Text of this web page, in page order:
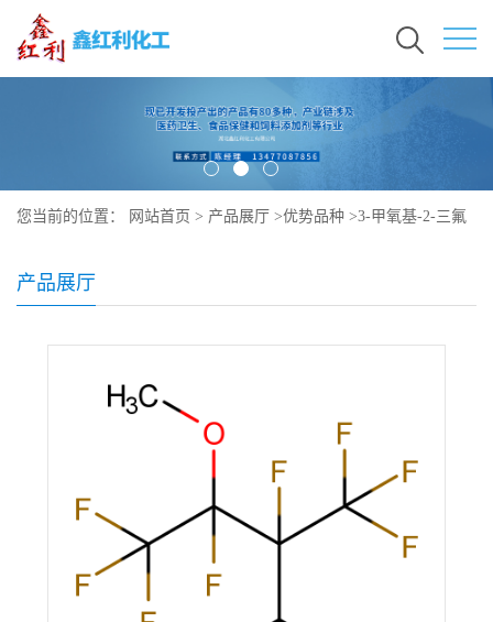
您当前的位置： 网站首页 > 产品展厅 >优势品种 >3-甲氧基-2-三氟
产品展厅